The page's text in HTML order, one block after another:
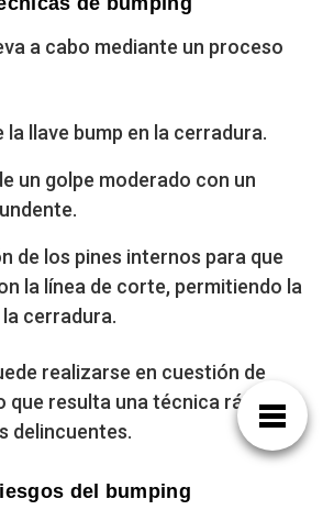
a cabo mediante un proceso
la llave bump en la cerradura.
un golpe moderado con un
de los pines internos para que
la línea de corte, permitiendo la
cerradura.
realizarse en cuestión de
que resulta una técnica rápida y
delincuentes.
del bumping